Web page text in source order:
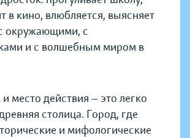
в кино, влюбляется, выясняет
окружающими, с
и с волшебным миром в
место действия — это легко
столица. Город, где
и мифологические